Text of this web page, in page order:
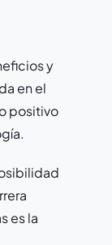
y
en el
positivo
es la